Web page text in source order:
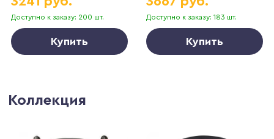
Day4000 023205(2)
Доступно к заказу: 200 шт.
Купить
Warm3000 044612
Доступно к заказу: 183 шт.
Купить
Коллекция